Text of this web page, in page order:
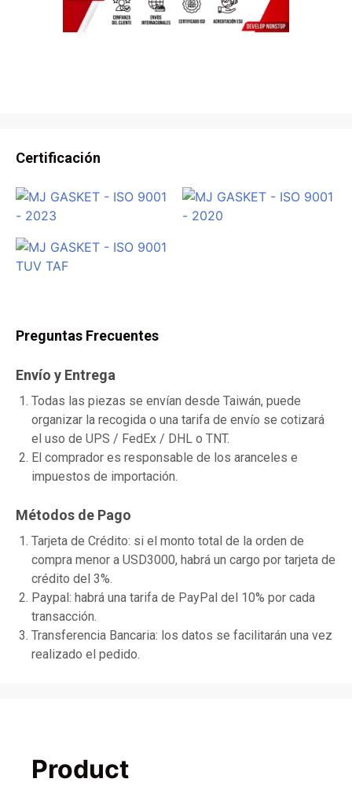
Certificación
Preguntas Frecuentes
Envío y Entrega
Todas las piezas se envían desde Taiwán, puede
organizar la recogida o una tarifa de envío se cotizará
el uso de UPS / FedEx / DHL o TNT.
El comprador es responsable de los aranceles e
impuestos de importación.
Métodos de Pago
Tarjeta de Crédito: si el monto total de la orden de
compra menor a USD3000, habrá un cargo por tarjeta de
crédito del 3%.
Paypal: habrá una tarifa de PayPal del 10% por cada
transacción.
Transferencia Bancaria: los datos se facilitarán una vez
realizado el pedido.
Product